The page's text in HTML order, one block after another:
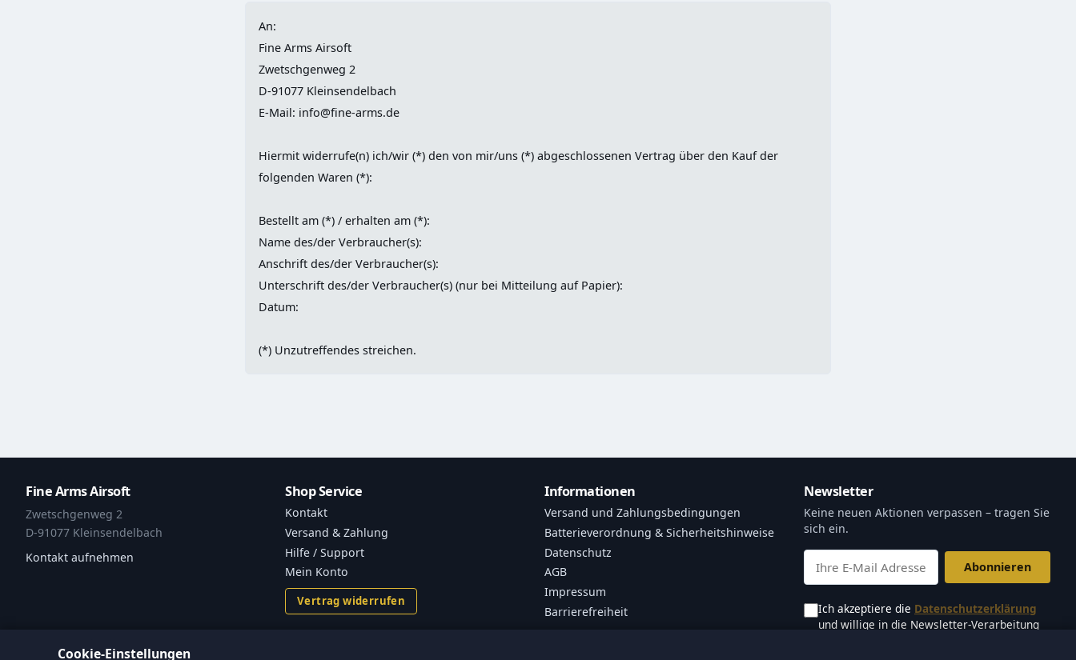
An:
Fine Arms Airsoft
Zwetschgenweg 2
D-91077 Kleinsendelbach
E-Mail: info@fine-arms.de
Hiermit widerrufe(n) ich/wir (*) den von mir/uns (*) abgeschlossenen Vertrag über den Kauf der
folgenden Waren (*):
Bestellt am (*) / erhalten am (*):
Name des/der Verbraucher(s):
Anschrift des/der Verbraucher(s):
Unterschrift des/der Verbraucher(s) (nur bei Mitteilung auf Papier):
Datum:
(*) Unzutreffendes streichen.
Fine Arms Airsoft
Zwetschgenweg 2
D-91077 Kleinsendelbach
Kontakt aufnehmen
Shop Service
Kontakt
Versand & Zahlung
Hilfe / Support
Mein Konto
Vertrag widerrufen
Informationen
Versand und Zahlungsbedingungen
Batterieverordnung & Sicherheitshinweise
Datenschutz
AGB
Impressum
Barrierefreiheit
Newsletter
Keine neuen Aktionen verpassen – tragen Sie
sich ein.
Abonnieren
Ich akzeptiere die Datenschutzerklärung
und willige in die Newsletter-Verarbeitung
Cookie-Einstellungen